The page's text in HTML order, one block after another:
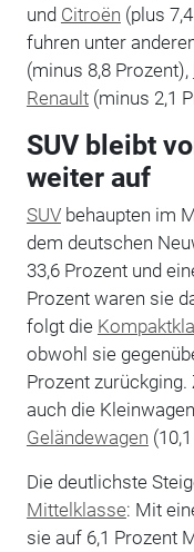
und Citroën (plus
fuhren unter
(minus 8,8 Prozent),
Renault(minus 2,1
SUV bleibt
weiter auf
SUVbehaupten im
dem deutschen
33,6 Prozent und
Prozent waren sie
folgt die
obwohl sie
Prozent
auch die
Geländewagen
Die deutlichste
Mittelklasse: Mit
sie auf 6,1 Prozent